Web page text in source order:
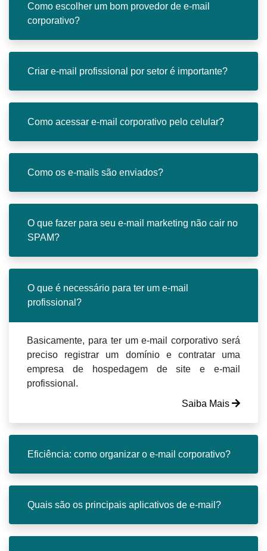
Como escolher um bom provedor de e-mail
corporativo?
Criar e-mail profissional por setor é importante?
Como acessar e-mail corporativo pelo celular?
Como os e-mails são enviados?
O que fazer para seu e-mail marketing não cair no
SPAM?
O que é necessário para ter um e-mail
profissional?
Basicamente, para ter um e-mail corporativo será
preciso registrar um domínio e contratar uma
empresa de hospedagem de site e e-mail
profissional.
Saiba Mais
Eficiência: como organizar o e-mail corporativo?
Quais são os principais aplicativos de e-mail?